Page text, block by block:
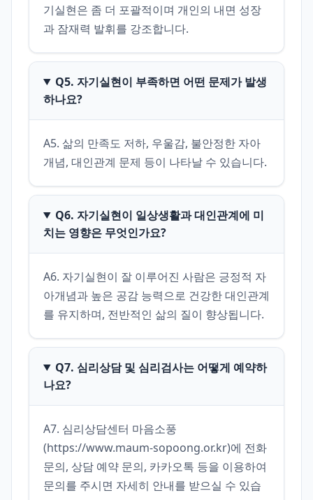
기실현은 좀 더 포괄적이며 개인의 내면 성장
과 잠재력 발휘를 강조합니다.
Q5. 자기실현이 부족하면 어떤 문제가 발생
하나요?
A5. 삶의 만족도 저하, 우울감, 불안정한 자아
개념, 대인관계 문제 등이 나타날 수 있습니다.
Q6. 자기실현이 일상생활과 대인관계에 미
치는 영향은 무엇인가요?
A6. 자기실현이 잘 이루어진 사람은 긍정적 자
아개념과 높은 공감 능력으로 건강한 대인관계
를 유지하며, 전반적인 삶의 질이 향상됩니다.
Q7. 심리상담 및 심리검사는 어떻게 예약하
나요?
A7. 심리상담센터 마음소풍
(https://www.maum-sopoong.or.kr)에 전화
문의, 상담 예약 문의, 카카오톡 등을 이용하여
문의를 주시면 자세히 안내를 받으실 수 있습